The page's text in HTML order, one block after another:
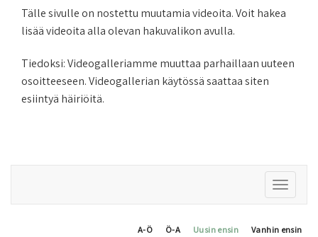
Tälle sivulle on nostettu muutamia videoita. Voit hakea
lisää videoita alla olevan hakuvalikon avulla.
Tiedoksi: Videogalleriamme muuttaa parhaillaan uuteen
osoitteeseen. Videogallerian käytössä saattaa siten
esiintyä häiriöitä.
A-Ö Ö-A Uusin ensin Vanhin ensin